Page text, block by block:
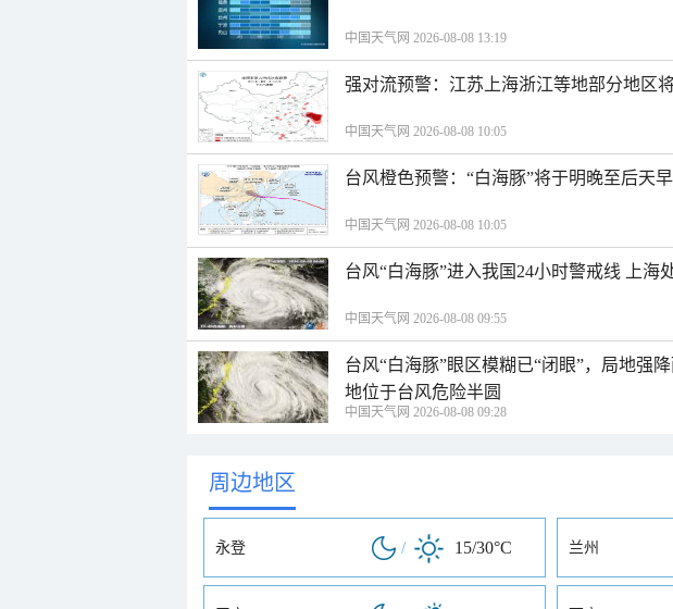
中国天气网 2026-08-08 13:19
强对流预警：江苏上海浙江等地部分地区
中国天气网 2026-08-08 10:05
台风橙色预警：“白海豚”将于明晚至后天
中国天气网 2026-08-08 10:05
台风“白海豚”进入我国24小时警戒线 上海
中国天气网 2026-08-08 09:55
台风“白海豚”眼区模糊已“闭眼”，局地强
地位于台风危险半圆
中国天气网 2026-08-08 09:28
周边地区
永登 / 15/30°C 兰州